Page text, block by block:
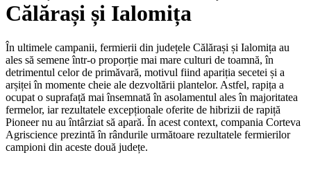
Călărași și Ialomița
În ultimele campanii, fermierii din județele Călărași și Ialomița au
ales să semene într-o proporție mai mare culturi de toamnă, în
detrimentul celor de primăvară, motivul fiind apariția secetei și a
arșiței în momente cheie ale dezvoltării plantelor. Astfel, rapița a
ocupat o suprafață mai însemnată în asolamentul ales în majoritatea
fermelor, iar rezultatele excepționale oferite de hibrizii de rapiță
Pioneer nu au întârziat să apară. În acest context, compania Corteva
Agriscience prezintă în rândurile următoare rezultatele fermierilor
campioni din aceste două județe.